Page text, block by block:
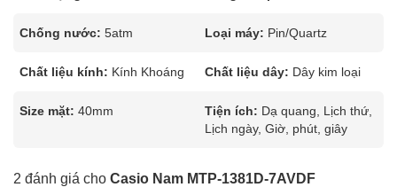
Chống nước: 5atm Loại máy: Pin/Quartz
Chất liệu kính: Kính Khoáng Chất liệu dây: Dây kim loại
Size mặt: 40mm Tiện ích: Dạ quang, Lịch thứ,
Lịch ngày, Giờ, phút, giây
2 đánh giá cho Casio Nam MTP-1381D-7AVDF